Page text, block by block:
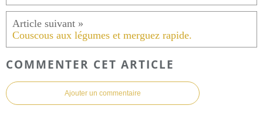
Couscous aux légumes et merguez rapide.
COMMENTER CET ARTICLE
Ajouter un commentaire